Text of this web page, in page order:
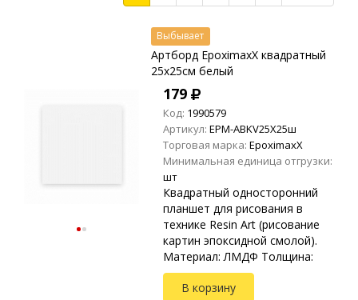
Выбывает
Артборд EpoximaxX квадратный
25х25см белый
179
Код: 1990579
Артикул: EPM-ABKV25X25ш
Торговая марка: EpoximaxX
Минимальная единица отгрузки:
шт
Квадратный односторонний
планшет для рисования в
технике Resin Art (рисование
картин эпоксидной смолой).
Материал: ЛМДФ Толщина:
3мм
В корзину